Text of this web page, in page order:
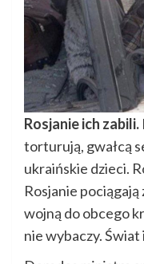
Rosjanie ich zabili.
torturują, gwałcą
ukraińskie dzieci.
Rosjanie
wojną do obcego
nie wybaczy.